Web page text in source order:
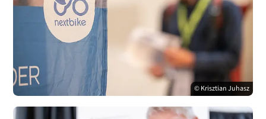
© Krisztian Juhasz